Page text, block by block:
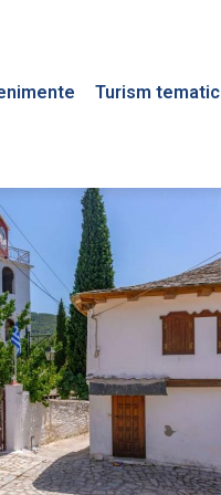
Turism tematic